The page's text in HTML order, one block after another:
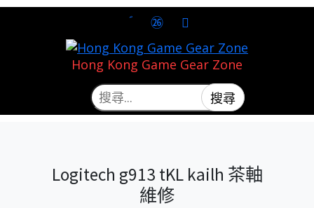
Hong Kong Game Gear Zone
Logitech g913 tKL kailh 茶軸
維修